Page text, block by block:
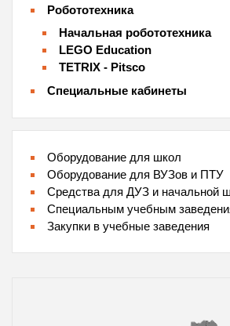
Робототехника
Начальная робототехника
LEGO Education
TETRIX - Pitsco
Специальные кабинеты
Оборудование для школ
Оборудование для ВУЗов и ПТУ
Средства для ДУЗ и начальной
Специальным учебным
Закупки в учебные заведения